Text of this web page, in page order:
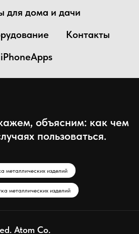
для дома и дачи
Контакты
iPhoneApps
объясним: как чем
пользоваться.
металлических изделий
металлических изделий
Atom Co.